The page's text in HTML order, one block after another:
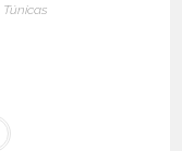
Túnicas
product